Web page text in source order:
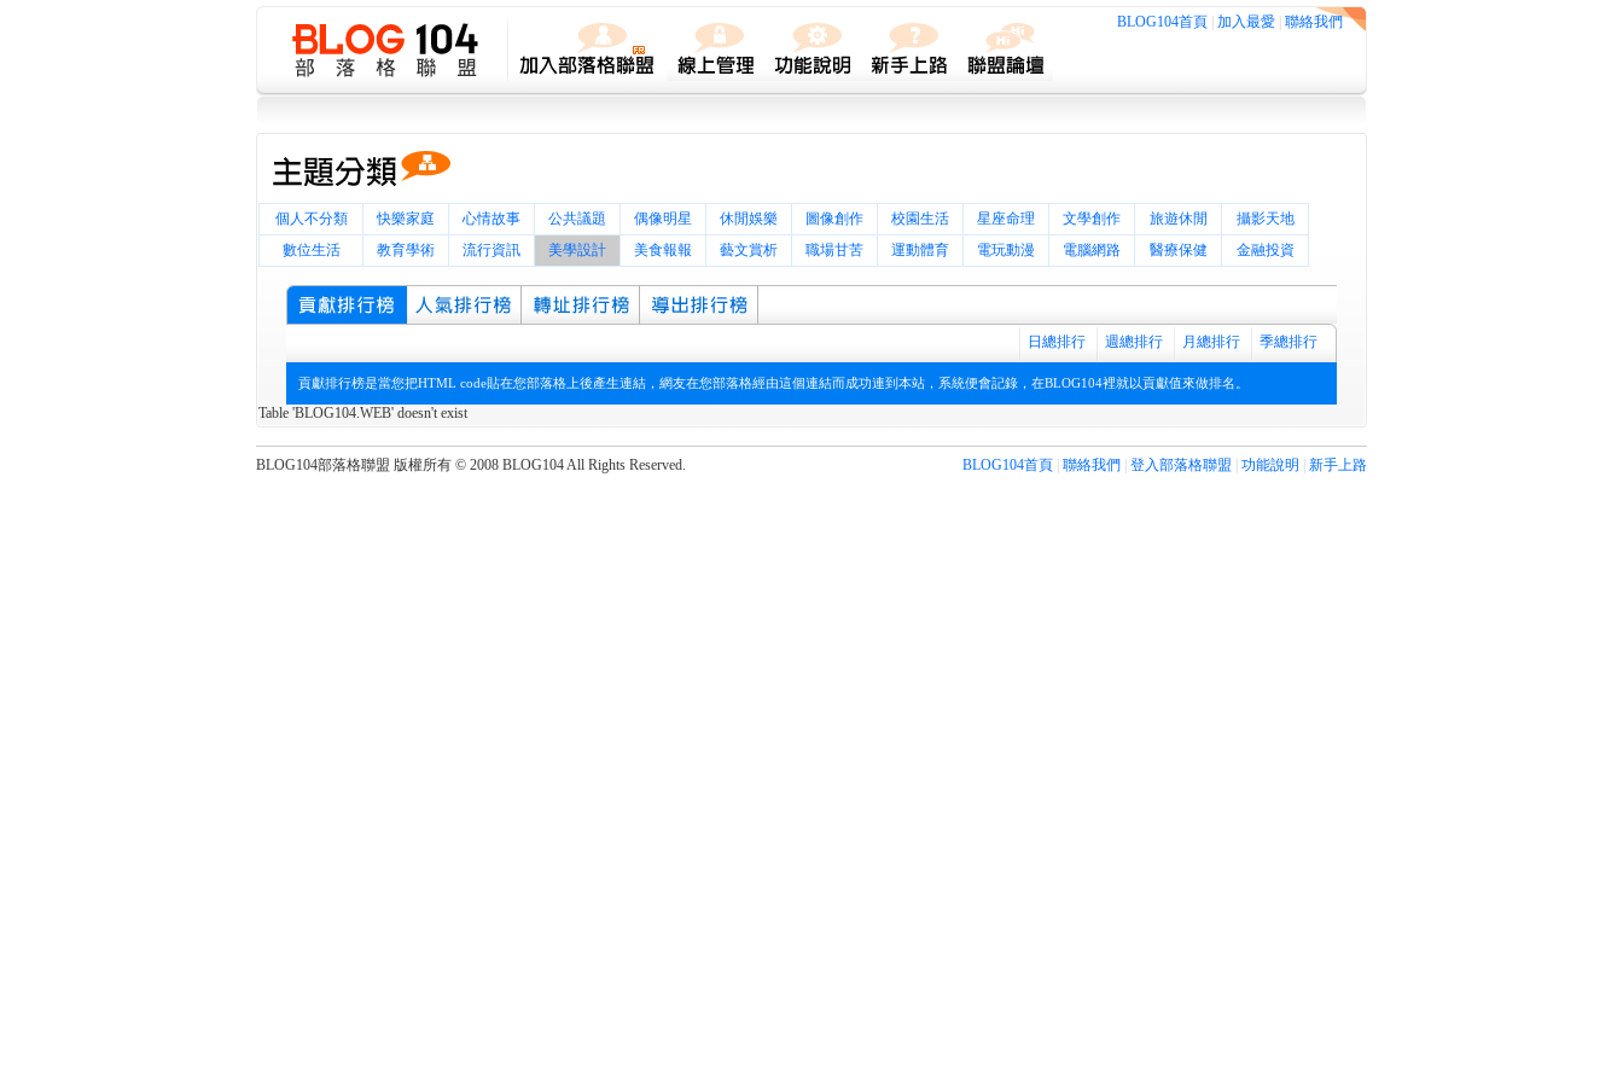
BLOG104首頁 加入最愛 聯絡我們
個人不分類 快樂家庭 心情故事 公共議題 偶像明星 休閒娛樂 圖像創作 校園生活 星座命理 文學創作 旅遊休閒
攝影天地
數位生活
教育學術 流行資訊 美學設計 美食報報 藝文賞析 職場甘苦 運動體育 電玩動漫 電腦網路 醫療保健 金融投資
日總排行 週總排行 月總排行 季總排行
貢獻排行榜是當您把HTML code貼在您部落格上後產生連結，網友在您部落格經由這個連結而成功連到本站，系統便會記錄，在BLOG104裡就以貢獻值來做排名。
Table 'BLOG104.WEB' doesn't exist
BLOG104部落格聯盟 版權所有 © 2008 BLOG104 All Rights Reserved. BLOG104首頁 聯絡我們 登入部落格聯盟 功能說明 新手上路